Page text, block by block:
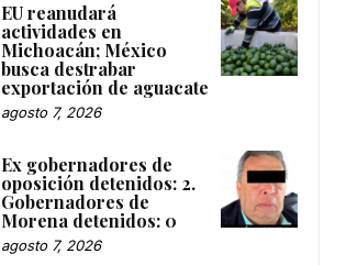
EU reanudará
actividades en
Michoacán; México
busca destrabar
exportación de aguacate
agosto 7, 2026
Ex gobernadores de
oposición detenidos: 2.
Gobernadores de
Morena detenidos: 0
agosto 7, 2026